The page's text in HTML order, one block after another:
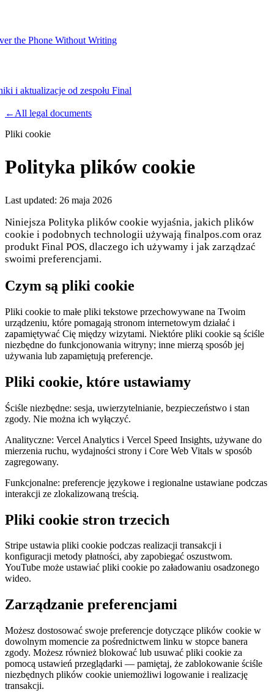
the Phone Without Writing
i aktualizacje od zespołu Final
Product
Merchant Hub Manage Manage your business
Organization Tools BuildCreate unique checkout flows
Scale Distribute your POS creations
custom capabilities
Flows
Hardware Pricing
Solutions
Dla SprzedawcówBuild a custom POS for your business
Dla ResellerówLaunch and monetize a branded POS
Use Cases
POS kasowyFront-of-house checkout
Kiosk
samoobsługowySelf-service flows
Resources
O FinalGet to know the team behind Final
Informacje o
wydaniuWhat's new in our latest release
← All legal documents
Pliki cookie
Polityka plików cookie
Last updated: 26 maja 2026
Niniejsza Polityka plików cookie wyjaśnia, jakich plików
cookie i podobnych technologii używają finalpos.com oraz
produkt Final POS, dlaczego ich używamy i jak zarządzać
swoimi preferencjami.
Czym są pliki cookie
Pliki cookie to małe pliki tekstowe przechowywane na Twoim
urządzeniu, które pomagają stronom internetowym działać i
zapamiętywać Cię między wizytami. Niektóre pliki cookie są ściśle
niezbędne do funkcjonowania witryny; inne mierzą sposób jej
używania lub zapamiętują preferencje.
Pliki cookie, które ustawiamy
Ściśle niezbędne: sesja, uwierzytelnianie, bezpieczeństwo i stan
zgody. Nie można ich wyłączyć.
Analityczne: Vercel Analytics i Vercel Speed Insights, używane do
mierzenia ruchu, wydajności strony i Core Web Vitals w sposób
zagregowany.
Funkcjonalne: preferencje językowe i regionalne ustawiane podczas
interakcji ze zlokalizowaną treścią.
Pliki cookie stron trzecich
Stripe ustawia pliki cookie podczas realizacji transakcji i
konfiguracji metody płatności, aby zapobiegać oszustwom.
YouTube może ustawiać pliki cookie po załadowaniu osadzonego
wideo.
Zarządzanie preferencjami
Możesz dostosować swoje preferencje dotyczące plików cookie w
dowolnym momencie za pośrednictwem linku w stopce banera
zgody. Możesz również blokować lub usuwać pliki cookie za
pomocą ustawień przeglądarki — pamiętaj, że zablokowanie ściśle
niezbędnych plików cookie uniemożliwi logowanie i realizację
transakcji.